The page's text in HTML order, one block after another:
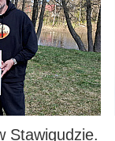
Stawigudzie.